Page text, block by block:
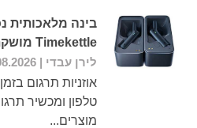
בינה מלאכותית
Timekettle מושקת בישראל
לירן עבדי | 03.08.2026
אוזניות תרגום
טלפון ומכשיר
מוצרים...